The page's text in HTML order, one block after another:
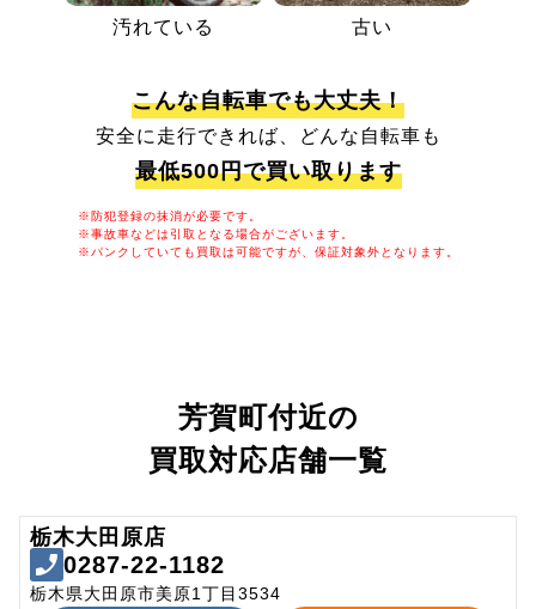
汚れている 古い
こんな自転車でも大丈夫！
安全に走行できれば、どんな自転車も
最低500円で買い取ります
※防犯登録の抹消が必要です。
※事故車などは引取となる場合がございます。
※パンクしていても買取は可能ですが、保証対象外となります。
芳賀町付近の
買取対応店舗一覧
栃木大田原店
0287-22-1182
栃木県大田原市美原1丁目3534